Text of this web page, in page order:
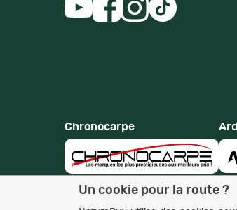
Chronocarpe
Un cookie pour la route ?